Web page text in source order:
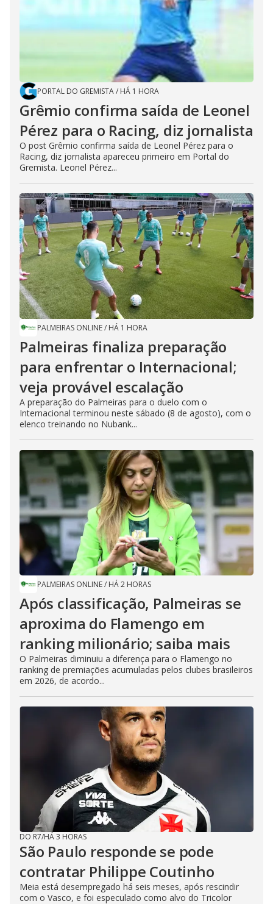
PORTAL DO GREMISTA/ HÁ 1 HORA
Grêmio confirma saída de Leonel
Pérez para o Racing, diz jornalista
O post Grêmio confirma saída de Leonel Pérez para o
Racing, diz jornalista apareceu primeiro em Portal do
Gremista. Leonel Pérez...
PALMEIRAS ONLINE/ HÁ 1 HORA
Palmeiras finaliza preparação
para enfrentar o Internacional;
veja provável escalação
A preparação do Palmeiras para o duelo com o
Internacional terminou neste sábado (8 de agosto), com o
elenco treinando no Nubank...
PALMEIRAS ONLINE/ HÁ 2 HORAS
Após classificação, Palmeiras se
aproxima do Flamengo em
ranking milionário; saiba mais
O Palmeiras diminuiu a diferença para o Flamengo no
ranking de premiações acumuladas pelos clubes brasileiros
em 2026, de acordo...
DO R7/HÁ 3 HORAS
São Paulo responde se pode
contratar Philippe Coutinho
Meia está desempregado há seis meses, após rescindir
com o Vasco, e foi especulado como alvo do Tricolor